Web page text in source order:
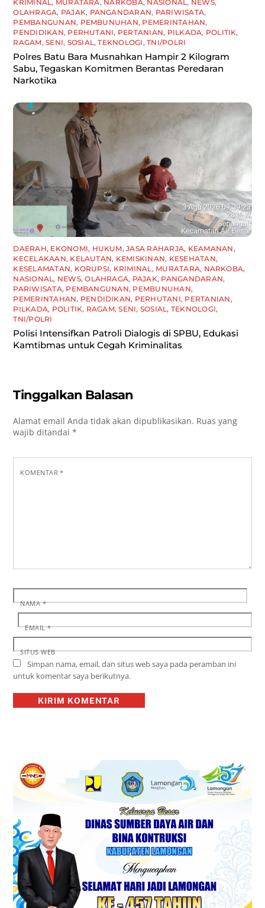
KRIMINAL, MURATARA, NARKOBA, NASIONAL, NEWS,
OLAHRAGA, PAJAK, PANGANDARAN, PARIWISATA,
PEMBANGUNAN, PEMBUNUHAN, PEMERINTAHAN,
PENDIDIKAN, PERHUTANI, PERTANIAN, PILKADA, POLITIK,
RAGAM,SENI, SOSIAL,TEKNOLOGI,TNI/POLRI
Polres Batu Bara Musnahkan Hampir 2 Kilogram
Sabu, Tegaskan Komitmen Berantas Peredaran
Narkotika
DAERAH, EKONOMI, HUKUM,JASA RAHARJA, KEAMANAN,
KECELAKAAN, KELAUTAN, KEMISKINAN, KESEHATAN,
KESELAMATAN, KORUPSI, KRIMINAL, MURATARA, NARKOBA,
NASIONAL, NEWS,OLAHRAGA, PAJAK, PANGANDARAN,
PARIWISATA, PEMBANGUNAN, PEMBUNUHAN,
PEMERINTAHAN, PENDIDIKAN, PERHUTANI, PERTANIAN,
PILKADA, POLITIK, RAGAM,SENI, SOSIAL, TEKNOLOGI,
TNI/POLRI
Polisi Intensifkan Patroli Dialogis di SPBU, Edukasi
Kamtibmas untuk Cegah Kriminalitas
Tinggalkan Balasan
Alamat email Anda tidak akan dipublikasikan. Ruas yang
wajib ditandai*
KOMENTAR*
NAMA*
EMAIL*
SITUS WEB
Simpan nama, email, dan situs web saya pada peramban ini
untuk komentar saya berikutnya.